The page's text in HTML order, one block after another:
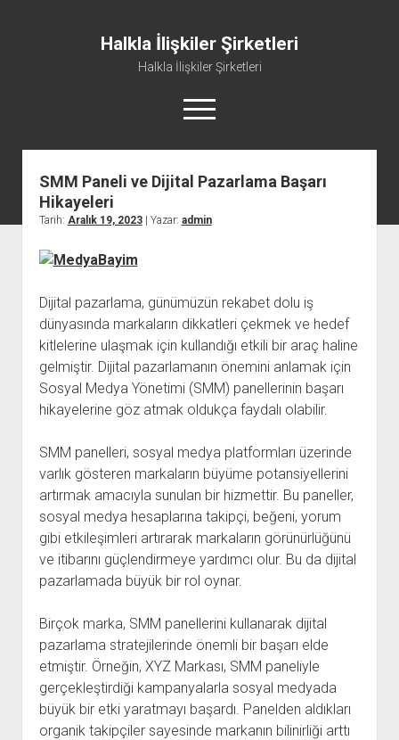
Halkla İlişkiler Şirketleri
Halkla İlişkiler Şirketleri
menüyü
aç
SMM Paneli ve Dijital Pazarlama Başarı
Hikayeleri
Tarih: Aralık 19, 2023| Yazar: admin
Dijital pazarlama, günümüzün rekabet dolu iş
dünyasında markaların dikkatleri çekmek ve hedef
kitlelerine ulaşmak için kullandığı etkili bir araç haline
gelmiştir. Dijital pazarlamanın önemini anlamak için
Sosyal Medya Yönetimi (SMM) panellerinin başarı
hikayelerine göz atmak oldukça faydalı olabilir.
SMM panelleri, sosyal medya platformları üzerinde
varlık gösteren markaların büyüme potansiyellerini
artırmak amacıyla sunulan bir hizmettir. Bu paneller,
sosyal medya hesaplarına takipçi, beğeni, yorum
gibi etkileşimleri artırarak markaların görünürlüğünü
ve itibarını güçlendirmeye yardımcı olur. Bu da dijital
pazarlamada büyük bir rol oynar.
Birçok marka, SMM panellerini kullanarak dijital
pazarlama stratejilerinde önemli bir başarı elde
etmiştir. Örneğin, XYZ Markası, SMM paneliyle
gerçekleştirdiği kampanyalarla sosyal medyada
büyük bir etki yaratmayı başardı. Panelden aldıkları
organik takipçiler sayesinde markanın bilinirliği arttı